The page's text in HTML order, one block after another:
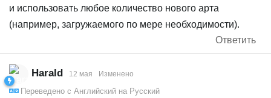
и использовать любое количество нового арта
(например, загружаемого по мере необходимости).
Ответить
Harald 12 мая Изменено
Переведено с Английский на Русский